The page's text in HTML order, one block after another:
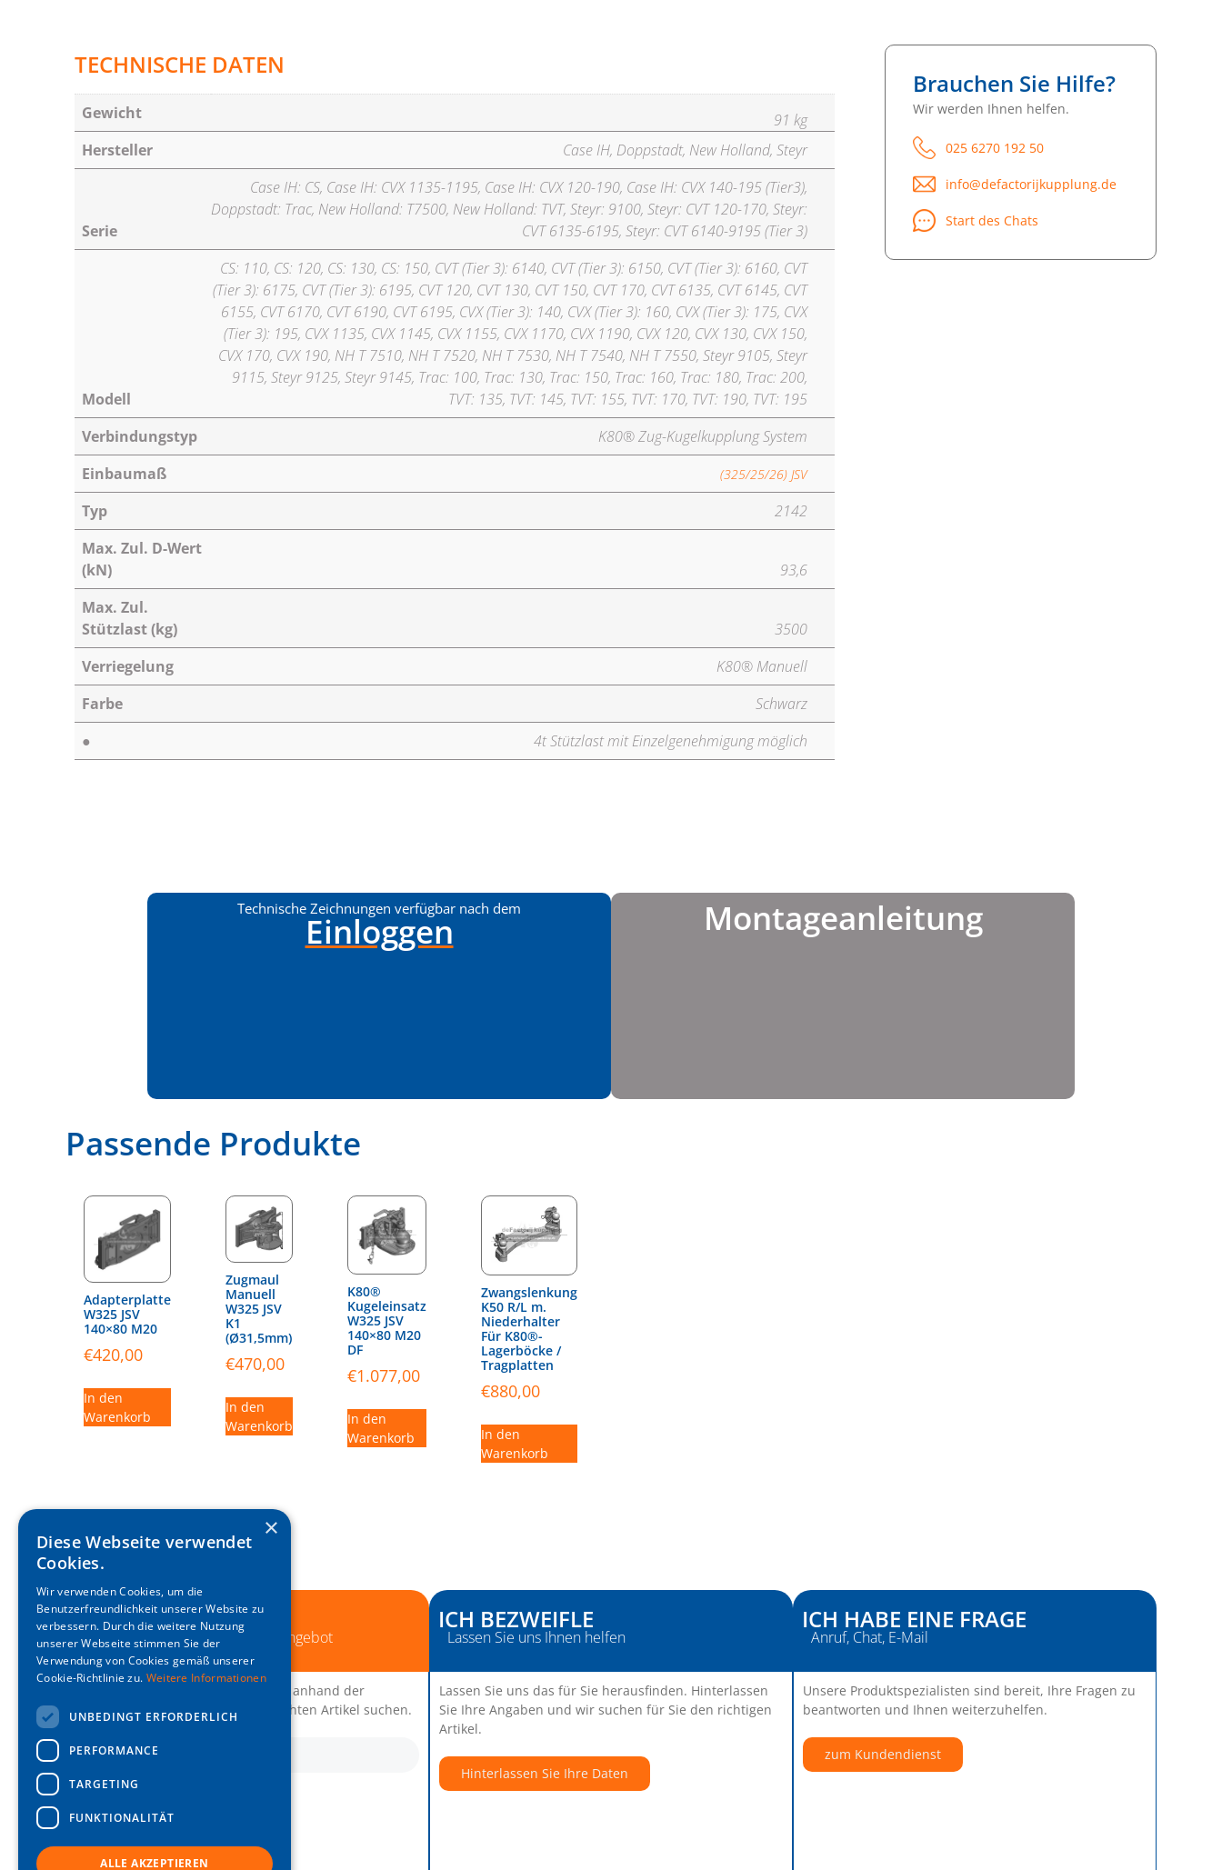
TECHNISCHE DATEN
Gewicht
91 kg
Hersteller
Case IH, Doppstadt, New Holland, Steyr
Serie
Case IH: CS, Case IH: CVX 1135-1195, Case IH: CVX 120-190, Case IH: CVX 140-195 (Tier3),
Doppstadt: Trac, New Holland: T7500, New Holland: TVT, Steyr: 9100, Steyr: CVT 120-170, Steyr:
CVT 6135-6195, Steyr: CVT 6140-9195 (Tier 3)
Modell
CS: 110, CS: 120, CS: 130, CS: 150, CVT (Tier 3): 6140, CVT (Tier 3): 6150, CVT (Tier 3): 6160, CVT
(Tier 3): 6175, CVT (Tier 3): 6195, CVT 120, CVT 130, CVT 150, CVT 170, CVT 6135, CVT 6145, CVT
6155, CVT 6170, CVT 6190, CVT 6195, CVX (Tier 3): 140, CVX (Tier 3): 160, CVX (Tier 3): 175, CVX
(Tier 3): 195, CVX 1135, CVX 1145, CVX 1155, CVX 1170, CVX 1190, CVX 120, CVX 130, CVX 150,
CVX 170, CVX 190, NH T 7510, NH T 7520, NH T 7530, NH T 7540, NH T 7550, Steyr 9105, Steyr
9115, Steyr 9125, Steyr 9145, Trac: 100, Trac: 130, Trac: 150, Trac: 160, Trac: 180, Trac: 200,
TVT: 135, TVT: 145, TVT: 155, TVT: 170, TVT: 190, TVT: 195
Verbindungstyp
K80® Zug-Kugelkupplung System
Einbaumaß
(325/25/26) JSV
Typ
2142
Max. Zul. D-Wert
(kN)
93,6
Max. Zul.
Stützlast (kg)
3500
Verriegelung
K80® Manuell
Farbe
Schwarz
●
4t Stützlast mit Einzelgenehmigung möglich
Brauchen Sie Hilfe?
Wir werden Ihnen helfen.
025 6270 192 50
info@defactorijkupplung.de
Start des Chats
Technische Zeichnungen verfügbar nach dem
Einloggen Montageanleitung
Passende Produkte
Adapterplatte
W325 JSV
140×80 M20
€420,00
In den
Warenkorb
Zugmaul
Manuell
W325 JSV
K1
(Ø31,5mm)
€470,00
In den
Warenkorb
K80®
Kugeleinsatz
W325 JSV
140×80 M20
DF
€1.077,00
In den
Warenkorb
Zwangslenkung
K50 R/L m.
Niederhalter
Für K80®-
Lagerböcke /
Tragplatten
€880,00
In den
Warenkorb
DAS IST ES NICHT
Betrachten Sie das komplette Angebot
In der Suchleiste unten können Sie anhand der
Artikelnummer nach dem gewünschten Artikel suchen.
ICH BEZWEIFLE
Lassen Sie uns Ihnen helfen
Lassen Sie uns das für Sie herausfinden. Hinterlassen
Sie Ihre Angaben und wir suchen für Sie den richtigen
Artikel.
Hinterlassen Sie Ihre Daten
ICH HABE EINE FRAGE
Anruf, Chat, E-Mail
Unsere Produktspezialisten sind bereit, Ihre Fragen zu
beantworten und Ihnen weiterzuhelfen.
zum Kundendienst
×
Diese Webseite verwendet
Cookies.
Wir verwenden Cookies, um die
Benutzerfreundlichkeit unserer Website zu
verbessern. Durch die weitere Nutzung
unserer Webseite stimmen Sie der
Verwendung von Cookies gemäß unserer
Cookie-Richtlinie zu. Weitere Informationen
UNBEDINGT ERFORDERLICH
PERFORMANCE
TARGETING
FUNKTIONALITÄT
ALLE AKZEPTIEREN